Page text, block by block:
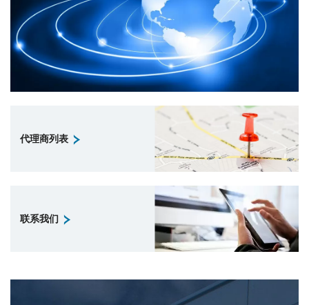
代理商列表
联系我们